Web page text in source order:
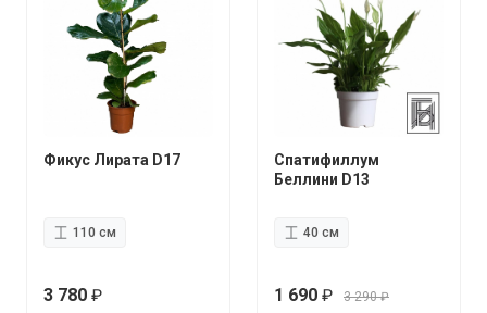
Фикус Лирата D17
110 см
3 780
Спатифиллум
Беллини D13
40 см
1 690
3 290